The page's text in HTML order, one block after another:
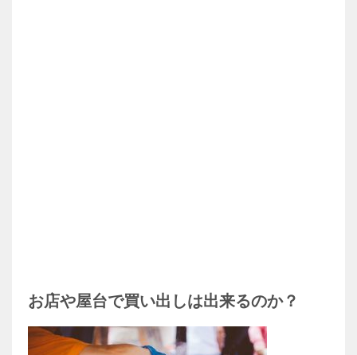
お店や屋台で買い出しは出来るのか？